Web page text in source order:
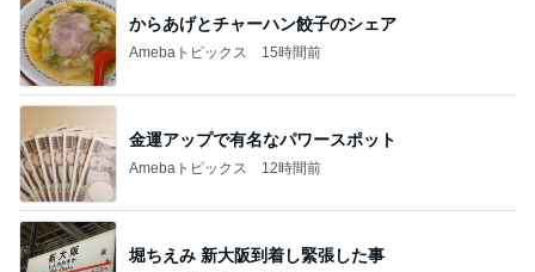
からあげとチャーハン餃子のシェア
Amebaトピックス 15時間前
金運アップで有名なパワースポット
Amebaトピックス 12時間前
堀ちえみ 新大阪到着し緊張した事